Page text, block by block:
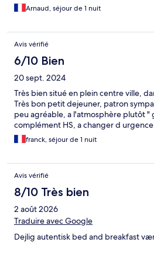
Arnaud, séjour de 1 nuit
Avis vérifié
6/10 Bien
20 sept. 2024
Très bien situé en plein centre ville,
Très bon petit dejeuner, patron
peu agréable, a l'atmosphère plutôt "
complément HS, a changer d
franck, séjour de 1 nuit
Avis vérifié
8/10 Très bien
2 août 2026
Traduire avec Google
Dejlig autentisk bed and breakfast